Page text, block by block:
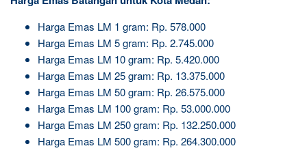
Harga Emas LM 1 gram: Rp. 578.000
Harga Emas LM 5 gram: Rp. 2.745.000
Harga Emas LM 10 gram: Rp. 5.420.000
Harga Emas LM 25 gram: Rp. 13.375.000
Harga Emas LM 50 gram: Rp. 26.575.000
Harga Emas LM 100 gram: Rp. 53.000.000
Harga Emas LM 250 gram: Rp. 132.250.000
Harga Emas LM 500 gram: Rp. 264.300.000